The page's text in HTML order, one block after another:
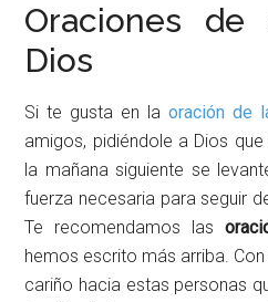
Oraciones de
Dios
Si te gusta en laoración de
amigos, pidiéndole a Dios
la mañana siguiente se
fuerza necesaria para seguir
Te recomendamos las
hemos escrito más arriba.
cariño hacia estas personas